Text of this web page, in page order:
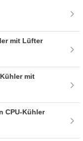
mit Lüfter
mit
CPU-Kühler